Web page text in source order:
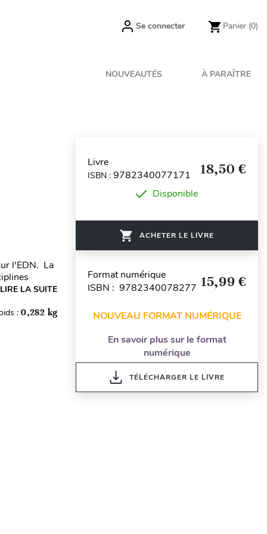
Se connecter Panier (0)
NOUVEAUTÉS À PARAÎTRE
l'EDN. La
LIRE LA SUITE
:0,282 kg
Livre
ISBN : 9782340077171 18,50 €
Disponible
ACHETER LE LIVRE
Format numérique
ISBN : 9782340078277 15,99 €
NOUVEAU FORMAT NUMÉRIQUE
En savoir plus sur le format
numérique
TÉLÉCHARGER LE LIVRE